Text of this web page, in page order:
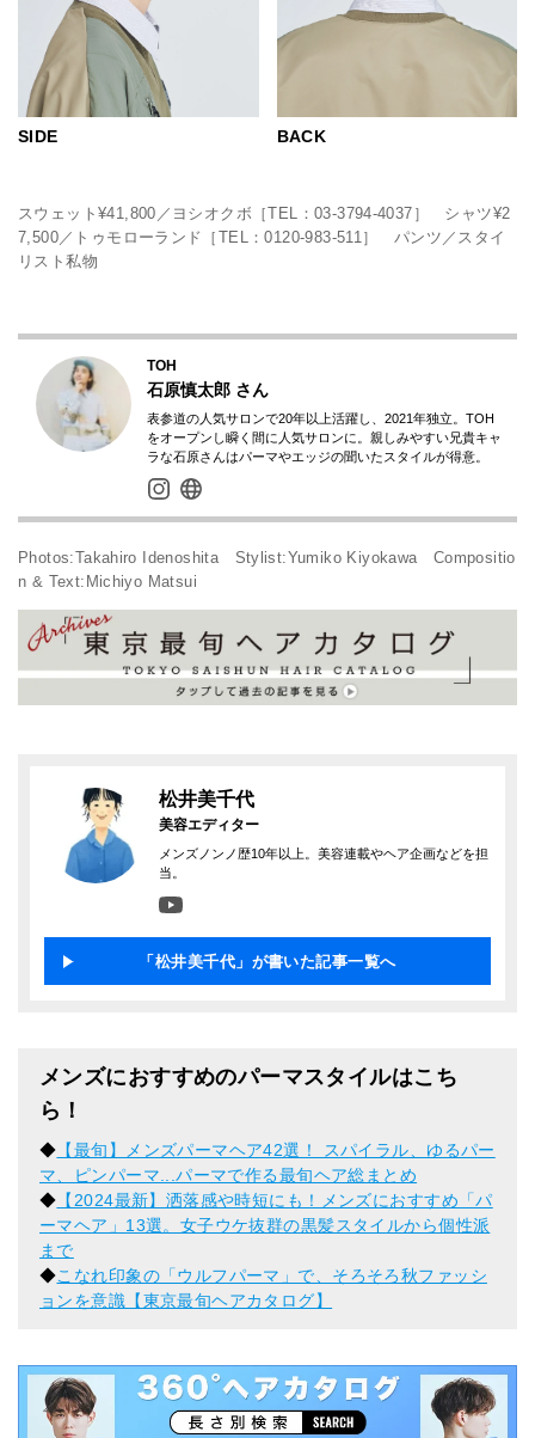
SIDE BACK
スウェット¥41,800／ヨシオクボ［TEL：03-3794-4037］ シャツ¥2
7,500／トゥモローランド［TEL：0120-983-511］ パンツ／スタイ
リスト私物
TOH
石原慎太郎 さん
表参道の人気サロンで20年以上活躍し、2021年独立。TOH
をオープンし瞬く間に人気サロンに。親しみやすい兄貴キャ
ラな石原さんはパーマやエッジの聞いたスタイルが得意。
Photos:Takahiro Idenoshita Stylist:Yumiko Kiyokawa Compositio
n & Text:Michiyo Matsui
松井美千代
美容エディター
メンズノンノ歴10年以上。美容連載やヘア企画などを担
当。
「松井美千代」が書いた記事一覧へ
メンズにおすすめのパーマスタイルはこち
ら！
◆ 【最旬】メンズパーマヘア42選！ スパイラル、ゆるパー
マ、ピンパーマ...パーマで作る最旬ヘア総まとめ
◆ 【2024最新】洒落感や時短にも！メンズにおすすめ「パ
ーマヘア」13選。女子ウケ抜群の黒髪スタイルから個性派
まで
◆こなれ印象の「ウルフパーマ」で、そろそろ秋ファッシ
ョンを意識【東京最旬ヘアカタログ】